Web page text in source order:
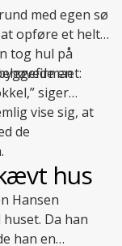
med egen sø
opføre et helt
tog hul på
en
siger
vise sig, at
de
hus
Hansen
Da han
han en